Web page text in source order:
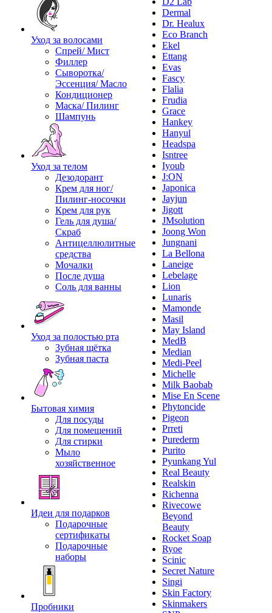
Уход за волосами
Спрей/ Мист
Филлер
Сыворотка/
Эссенция/ Масло
Кондиционер
Маска/ Пилинг
Шампунь
Уход за телом
Дезодорант
Крем для ног/
Пилинг-носочки
Крем для рук
Гель для душа/
Скраб
Антицеллюлитные
средства
Мочалки
После душа
Соль для ванны
Уход за полостью рта
Зубная щётка
Зубная паста
Бытовая химия
Для посуды
Для помещений
Для стирки
Мыло
хозяйственное
Идеи для подарков
Подарочные
сертификаты
Подарочные
наборы
Пробники
Dermal
Dr. Healux
Eco Branch
Ekel
Ettang
Evas
Fascy
Flalia
Frudia
Grace
Hankey
Hanyul
Headspa
Isntree
Iyoub
J:ON
Japonica
Jayjun
Jigott
JMsolution
Joong Won
Jungnani
La Bellona
Laneige
Lebelage
Lion
Lunaris
Mamonde
Masil
May Island
MedB
Median
Medi-Peel
Michelle
Milk Baobab
Mise En Scene
Phytoncide
Pigeon
Prreti
Purederm
Purito
Pyunkang Yul
Real Beauty
Realskin
Richenna
Rivecowe
Beyond
Beauty
Rocket Soap
Ryoe
Scinic
Secret Nature
Singi
Skin Factory
Skinmakers